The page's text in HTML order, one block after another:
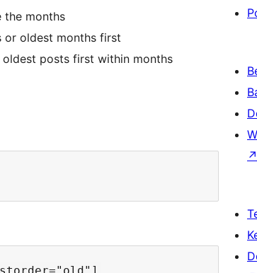
the months
or oldest months first
posts first within months
↗